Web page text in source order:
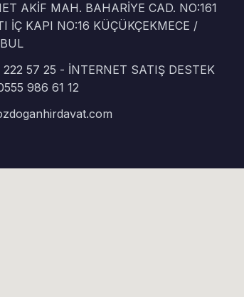
AKİF MAH. BAHARİYE CAD. NO:161
İÇ KAPI NO:16 KÜÇÜKÇEKMECE /
222 57 25 - İNTERNET SATIŞ DESTEK
986 61 12